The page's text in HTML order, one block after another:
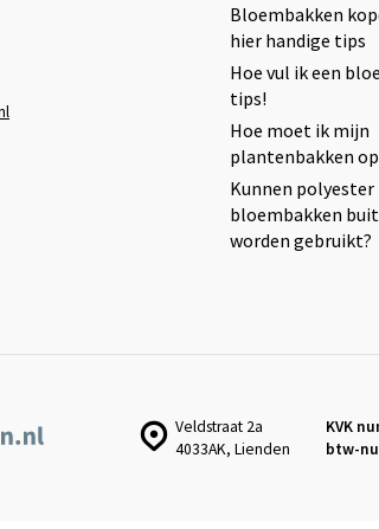
Bloembakken
hier handige tips
Hoe vul ik een
tips!
Hoe moet ik mijn
plantenbakken
Kunnen polyester
bloembakken
worden gebruikt?
Veldstraat 2a
4033AK, Lienden
KVK
btw-